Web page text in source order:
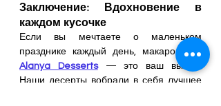
Заключение: Вдохновение в
каждом кусочке
Если вы мечтаете о маленьком
Alanya Desserts — это ваш выбор.
Наши десерты вобрали в себя лучшее